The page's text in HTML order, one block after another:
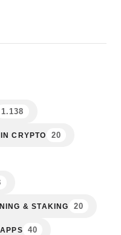
1.138
CRYPTO 20
& STAKING 20
40